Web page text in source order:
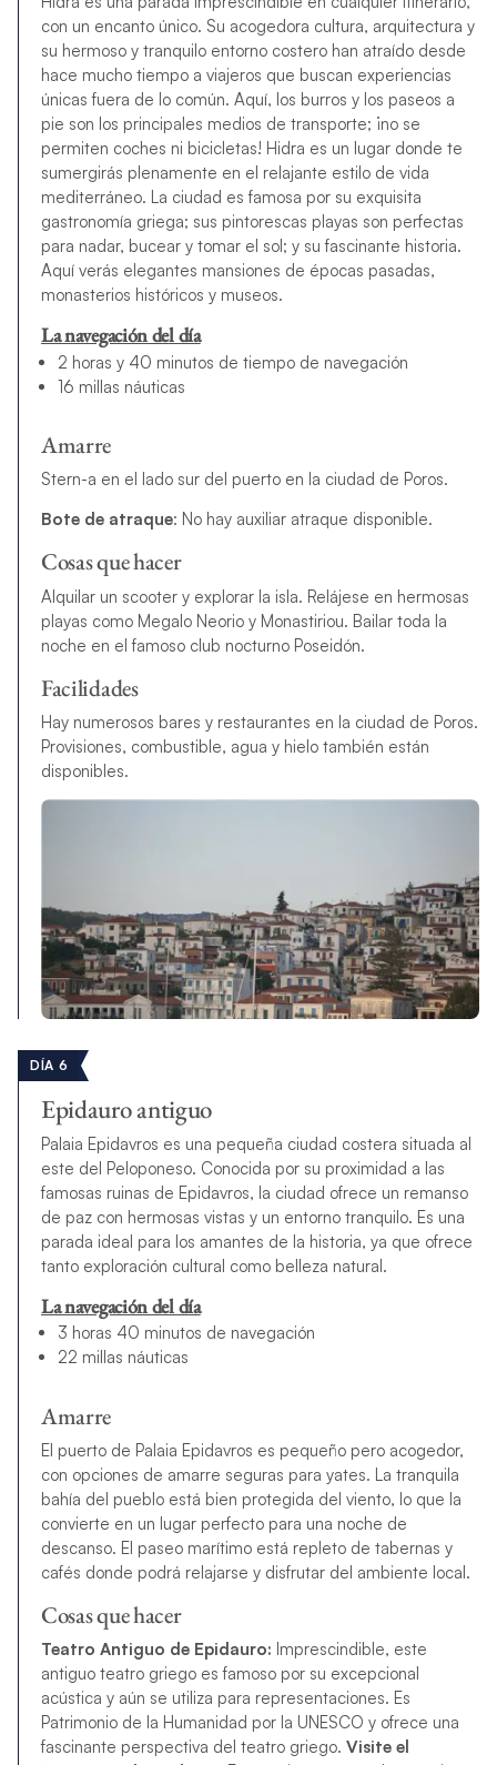
con un encanto único. Su acogedora cultura, arquitectura y
su hermoso y tranquilo entorno costero han atraído desde
hace mucho tiempo a viajeros que buscan experiencias
únicas fuera de lo común. Aquí, los burros y los paseos a
pie son los principales medios de transporte; ¡no se
permiten coches ni bicicletas! Hidra es un lugar donde te
sumergirás plenamente en el relajante estilo de vida
mediterráneo. La ciudad es famosa por su exquisita
gastronomía griega; sus pintorescas playas son perfectas
para nadar, bucear y tomar el sol; y su fascinante historia.
Aquí verás elegantes mansiones de épocas pasadas,
monasterios históricos y museos.
La navegación del día
2 horas y 40 minutos de tiempo de navegación
16 millas náuticas
Amarre
Stern-a en el lado sur del puerto en la ciudad de Poros.
Bote de atraque: No hay auxiliar atraque disponible.
Cosas que hacer
Alquilar un scooter y explorar la isla. Relájese en hermosas
playas como Megalo Neorio y Monastiriou. Bailar toda la
noche en el famoso club nocturno Poseidón.
Facilidades
Hay numerosos bares y restaurantes en la ciudad de Poros.
Provisiones, combustible, agua y hielo también están
disponibles.
DÍA 6
Epidauro antiguo
Palaia Epidavros es una pequeña ciudad costera situada al
este del Peloponeso. Conocida por su proximidad a las
famosas ruinas de Epidavros, la ciudad ofrece un remanso
de paz con hermosas vistas y un entorno tranquilo. Es una
parada ideal para los amantes de la historia, ya que ofrece
tanto exploración cultural como belleza natural.
La navegación del día
3 horas 40 minutos de navegación
22 millas náuticas
Amarre
El puerto de Palaia Epidavros es pequeño pero acogedor,
con opciones de amarre seguras para yates. La tranquila
bahía del pueblo está bien protegida del viento, lo que la
convierte en un lugar perfecto para una noche de
descanso. El paseo marítimo está repleto de tabernas y
cafés donde podrá relajarse y disfrutar del ambiente local.
Cosas que hacer
Teatro Antiguo de Epidauro: Imprescindible, este
antiguo teatro griego es famoso por su excepcional
acústica y aún se utiliza para representaciones. Es
Patrimonio de la Humanidad por la UNESCO y ofrece una
fascinante perspectiva del teatro griego. Visite el